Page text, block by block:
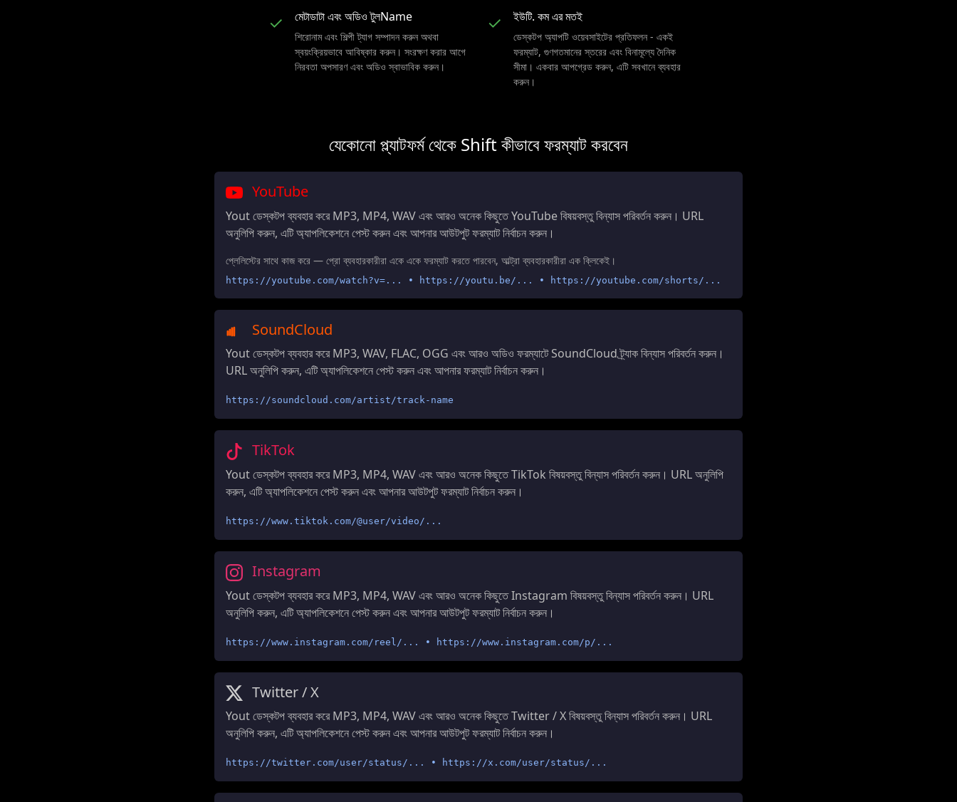
✓ মেটাডাটা এবং অডিও টুলName
শিরোনাম এবং শিল্পী ট্যাগ সম্পাদন করুন অথবা
স্বয়ংক্রিয়ভাবে আবিষ্কার করুন। সংরক্ষণ করার আগে
নিরবতা অপসারণ এবং অডিও স্বাভাবিক করুন।
✓ ইউটি. কম এর মতই
ডেস্কটপ অ্যাপটি ওয়েবসাইটের প্রতিফলন - একই
ফরম্যাট, গুণগতমানের স্তরের এবং বিনামূল্যে দৈনিক
সীমা। একবার আপগ্রেড করুন, এটি সবখানে ব্যবহার
করুন।
যেকোনো প্ল্যাটফর্ম থেকে Shift কীভাবে ফরম্যাট করবেন
YouTube
Yout ডেস্কটপ ব্যবহার করে MP3, MP4, WAV এবং আরও অনেক কিছুতে YouTube বিষয়বস্তু বিন্যাস পরিবর্তন করুন। URL
অনুলিপি করুন, এটি অ্যাপলিকেশনে পেস্ট করুন এবং আপনার আউটপুট ফরম্যাট নির্বাচন করুন।
প্লেলিস্টের সাথে কাজ করে — প্রো ব্যবহারকারীরা একে একে ফরম্যাট করতে পারবেন, আল্ট্রা ব্যবহারকারীরা এক ক্লিকেই।
https://youtube.com/watch?v=... • https://youtu.be/... • https://youtube.com/shorts/...
SoundCloud
Yout ডেস্কটপ ব্যবহার করে MP3, WAV, FLAC, OGG এবং আরও অডিও ফরম্যাটে SoundCloud ট্র্যাক বিন্যাস পরিবর্তন করুন।
URL অনুলিপি করুন, এটি অ্যাপলিকেশনে পেস্ট করুন এবং আপনার ফরম্যাট নির্বাচন করুন।
https://soundcloud.com/artist/track-name
TikTok
Yout ডেস্কটপ ব্যবহার করে MP3, MP4, WAV এবং আরও অনেক কিছুতে TikTok বিষয়বস্তু বিন্যাস পরিবর্তন করুন। URL অনুলিপি
করুন, এটি অ্যাপলিকেশনে পেস্ট করুন এবং আপনার আউটপুট ফরম্যাট নির্বাচন করুন।
https://www.tiktok.com/@user/video/...
Instagram
Yout ডেস্কটপ ব্যবহার করে MP3, MP4, WAV এবং আরও অনেক কিছুতে Instagram বিষয়বস্তু বিন্যাস পরিবর্তন করুন। URL
অনুলিপি করুন, এটি অ্যাপলিকেশনে পেস্ট করুন এবং আপনার আউটপুট ফরম্যাট নির্বাচন করুন।
https://www.instagram.com/reel/... • https://www.instagram.com/p/...
Twitter / X
Yout ডেস্কটপ ব্যবহার করে MP3, MP4, WAV এবং আরও অনেক কিছুতে Twitter / X বিষয়বস্তু বিন্যাস পরিবর্তন করুন। URL
অনুলিপি করুন, এটি অ্যাপলিকেশনে পেস্ট করুন এবং আপনার আউটপুট ফরম্যাট নির্বাচন করুন।
https://twitter.com/user/status/... • https://x.com/user/status/...